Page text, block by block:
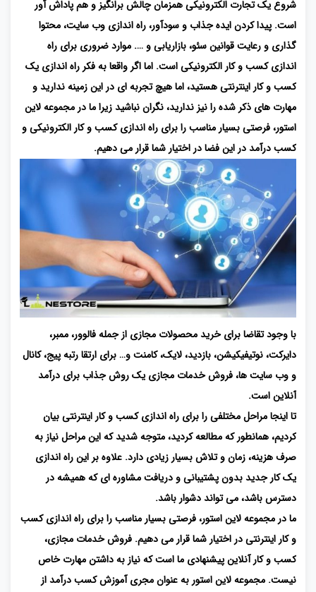
شروع یک تجارت الکترونیکی همزمان چالش برانگیز و هم پاداش آور
است. پیدا کردن ایده جذاب و سودآور، راه اندازی وب سایت، محتوا
گذاری و رعایت قوانین سئو، بازاریابی و …. موارد ضروری برای راه
اندازی کسب و کار الکترونیکی است. اما اگر واقعا به فکر راه اندازی یک
کسب و کار اینترنتی هستید، اما هیچ تجربه ای در این زمینه ندارید و
مهارت های ذکر شده را نیز ندارید، نگران نباشید زیرا ما در مجموعه لاین
استور، فرصتی بسیار مناسب را برای راه اندازی کسب و کار الکترونیکی و
کسب درآمد در این فضا در اختیار شما قرار می دهیم.
با وجود تقاضا برای خرید محصولات مجازی از جمله فالوور، ممبر،
دایرکت، نوتیفیکیشن، بازدید، لایک، کامنت و… برای ارتقا رتبه پیج، کانال
و وب سایت ها، فروش خدمات مجازی یک روش جذاب برای درآمد
آنلاین است.
تا اینجا مراحل مختلفی را برای راه اندازی کسب و کار اینترنتی بیان
کردیم، همانطور که مطالعه کردید، متوجه شدید که این مراحل نیاز به
صرف هزینه، زمان و تلاش بسیار زیادی دارد. علاوه بر این راه اندازی
یک کار جدید بدون پشتیبانی و دریافت مشاوره ای که همیشه در
دسترس باشد، می تواند دشوار باشد.
ما در مجموعه لاین استور، فرصتی بسیار مناسب را برای راه اندازی کسب
و کار اینترنتی در اختیار شما قرار می دهیم. فروش خدمات مجازی،
کسب و کار آنلاین پیشنهادی ما است که نیاز به داشتن مهارت خاص
نیست. مجموعه لاین استور به عنوان مجری آموزش کسب درآمد از